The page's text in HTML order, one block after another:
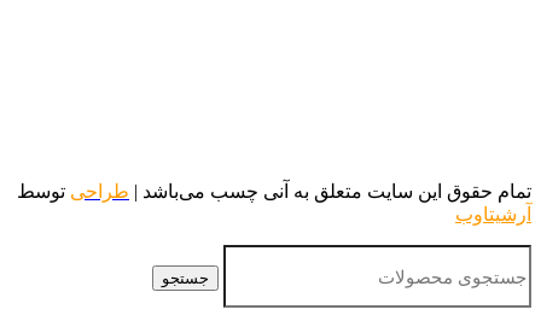
تمام حقوق این سایت متعلق به آنی چسب می‌باشد | طراحی توسط
آرشیتاوب
جستجو